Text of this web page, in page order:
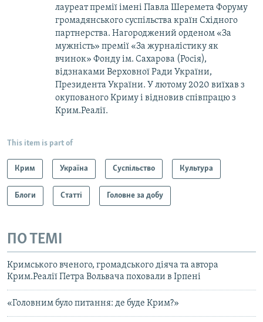
лауреат премії імені Павла Шеремета Форуму
громадянського суспільства країн Східного
партнерства. Нагороджений орденом «За
мужність» премії «За журналістику як
вчинок» Фонду ім. Сахарова (Росія),
відзнаками Верховної Ради України,
Президента України. У лютому 2020 виїхав з
окупованого Криму і відновив співпрацю з
Крим.Реалії.
This item is part of
Крим Україна Суспільство Культура
Блоги Статті Головне за добу
ПО ТЕМІ
Кримського вченого, громадського діяча та автора
Крим.Реалії Петра Вольвача поховали в Ірпені
«Головним було питання: де буде Крим?»